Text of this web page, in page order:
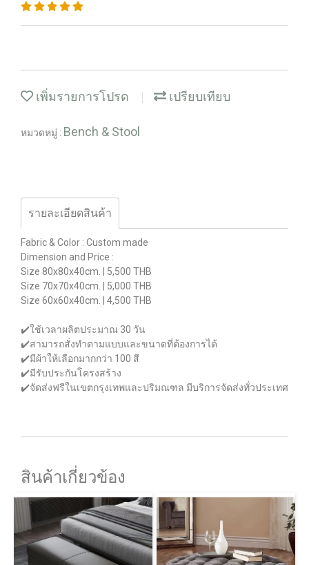
เพิ่มรายการโปรด เปรียบเทียบ
หมวดหมู่ : Bench & Stool
รายละเอียดสินค้า
Fabric & Color : Custom made
Dimension and Price :
Size 80x80x40cm. | 5,500 THB
Size 70x70x40cm. | 5,000 THB
Size 60x60x40cm. | 4,500 THB
✔️ใช้เวลาผลิตประมาณ 30 วัน
✔️สามารถสั่งทำตามแบบและขนาดที่ต้องการได้
✔️มีผ้าให้เลือกมากกว่า 100 สี
✔️มีรับประกันโครงสร้าง
✔️จัดส่งฟรีในเขตกรุงเทพและปริมณฑล มีบริการจัดส่งทั่วประเทศ
สินค้าเกี่ยวข้อง